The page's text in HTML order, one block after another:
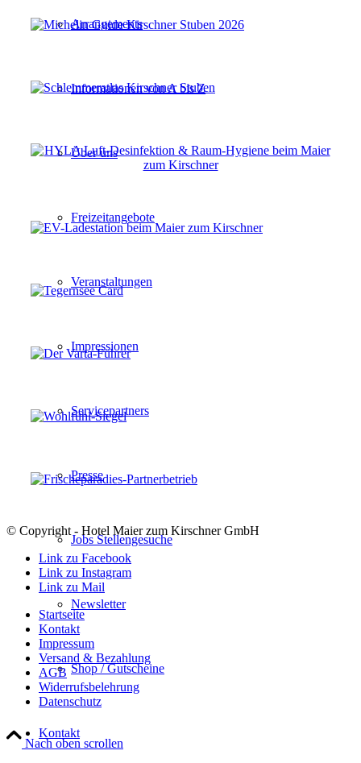
Arrangements
Informationen von A bis Z
Über uns
Freizeitangebote
Veranstaltungen
Impressionen
Servicepartners
Presse
Jobs Stellengesuche
Newsletter
Shop / Gutscheine
Kontakt
© Copyright - Hotel Maier zum Kirschner GmbH
Link zu Facebook
Link zu Instagram
Link zu Mail
Startseite
Kontakt
Impressum
Versand & Bezahlung
AGB
Widerrufsbelehrung
Datenschutz
Nach oben scrollen